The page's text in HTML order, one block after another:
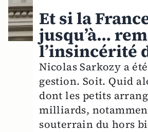
Et si la
jusqu’à…
l’insincérité
Nicolas Sarkozy a
gestion. Soit. Quid
dont les petits
milliards,
souterrain du hors